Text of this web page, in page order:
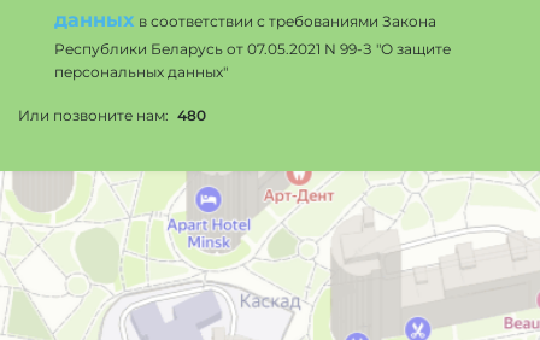
Или позвоните нам: 480
данных в соответствии с требованиями Закона
Республики Беларусь от 07.05.2021 N 99-З "О защите
персональных данных"